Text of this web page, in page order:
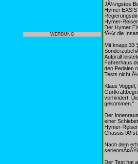
WERBUNG
JÃ¼ngstes
Hymer
Hymer-
Der Hymer
fÃ¼r die
Mit knapp 33
Aufprall
Fahrerhaus
den Pedalen
Tests nicht
Klaus
verhindert.
gekommen."
Der
einer
Hymer-
Chassis lÃ¶st.
Nach dem
Der Test hat